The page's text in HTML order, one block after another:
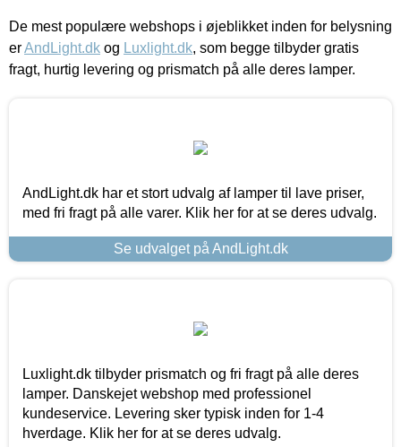
De mest populære webshops i øjeblikket inden for belysning
erAndLight.dk og Luxlight.dk, som begge tilbyder gratis
fragt, hurtig levering og prismatch på alle deres lamper.
AndLight.dk har et stort udvalg af lamper til lave priser,
med fri fragt på alle varer. Klik her for at se deres udvalg.
Se udvalget på AndLight.dk
Luxlight.dk tilbyder prismatch og fri fragt på alle deres
lamper. Danskejet webshop med professionel
kundeservice. Levering sker typisk inden for 1-4
hverdage. Klik her for at se deres udvalg.